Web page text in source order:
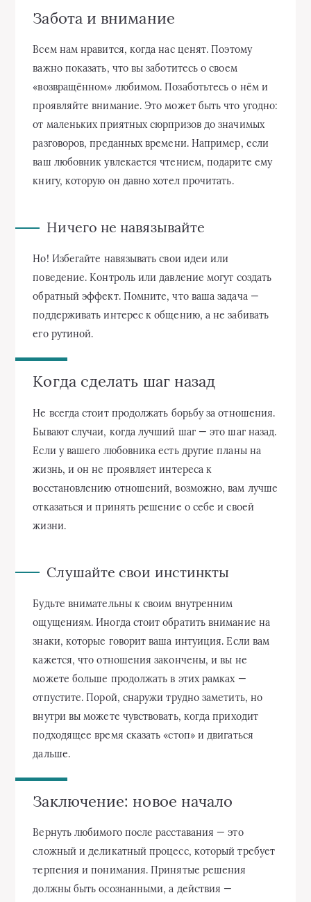
Забота и внимание
Всем нам нравится, когда нас ценят. Поэтому
важно показать, что вы заботитесь о своем
«возвращённом» любимом. Позаботьтесь о нём и
проявляйте внимание. Это может быть что угодно:
от маленьких приятных сюрпризов до значимых
разговоров, преданных времени. Например, если
ваш любовник увлекается чтением, подарите ему
книгу, которую он давно хотел прочитать.
Ничего не навязывайте
Но! Избегайте навязывать свои идеи или
поведение. Контроль или давление могут создать
обратный эффект. Помните, что ваша задача —
поддерживать интерес к общению, а не забивать
его рутиной.
Когда сделать шаг назад
Не всегда стоит продолжать борьбу за отношения.
Бывают случаи, когда лучший шаг — это шаг назад.
Если у вашего любовника есть другие планы на
жизнь, и он не проявляет интереса к
восстановлению отношений, возможно, вам лучше
отказаться и принять решение о себе и своей
жизни.
Слушайте свои инстинкты
Будьте внимательны к своим внутренним
ощущениям. Иногда стоит обратить внимание на
знаки, которые говорит ваша интуиция. Если вам
кажется, что отношения закончены, и вы не
можете больше продолжать в этих рамках —
отпустите. Порой, снаружи трудно заметить, но
внутри вы можете чувствовать, когда приходит
подходящее время сказать «стоп» и двигаться
дальше.
Заключение: новое начало
Вернуть любимого после расставания — это
сложный и деликатный процесс, который требует
терпения и понимания. Принятые решения
должны быть осознанными, а действия —